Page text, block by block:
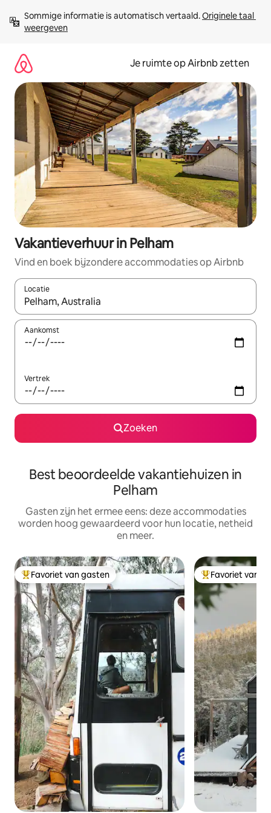
direct
naar
Sommige informatie is automatisch vertaald. Originele taal
weergeven
Je ruimte op Airbnb zetten
Vakantieverhuur in Pelham
Vind en boek bijzondere accommodaties op Airbnb
Locatie
Wanneer er suggesties beschikbaar zijn, maak je een keuze
Aankomst
Vertrek
Zoeken
Best beoordeelde vakantiehuizen in
Pelham
Gasten zijn het ermee eens: deze accommodaties
worden hoog gewaardeerd voor hun locatie, netheid
en meer.
Topfavoriet van gasten
Favoriet van gasten Topfavoriet van
Favoriet van